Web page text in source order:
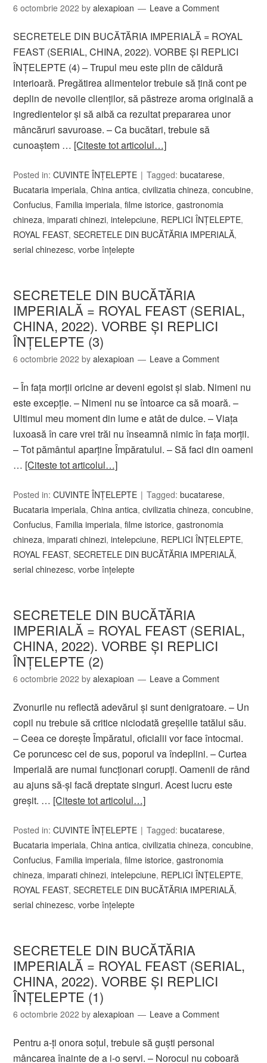
6 octombrie 2022 byalexapioan Leave a Comment
SECRETELE DIN BUCĂTĂRIA IMPERIALĂ = ROYAL
FEAST (SERIAL, CHINA, 2022). VORBE ȘI REPLICI
ÎNŢELEPTE (4) – Trupul meu este plin de căldură
interioară. Pregătirea alimentelor trebuie să ţină cont pe
deplin de nevoile clienţilor, să păstreze aroma originală a
ingredientelor şi să aibă ca rezultat prepararea unor
mâncăruri savuroase. – Ca bucătari, trebuie să
cunoaştem … [Citeste tot articolul…]
Posted in:CUVINTE ÎNȚELEPTE Tagged:bucatarese,
Bucataria imperiala,China antica,civilizatia chineza,concubine,
Confucius, Familia imperiala,filme istorice,gastronomia
chineza,imparati chinezi,intelepciune, REPLICI ÎNŢELEPTE,
ROYAL FEAST,SECRETELE DIN BUCĂTĂRIA IMPERIALĂ,
serial chinezesc,vorbe înțelepte
SECRETELE DIN BUCĂTĂRIA
IMPERIALĂ = ROYAL FEAST (SERIAL,
CHINA, 2022). VORBE ȘI REPLICI
ÎNŢELEPTE (3)
6 octombrie 2022 byalexapioan Leave a Comment
– În faţa morţii oricine ar deveni egoist şi slab. Nimeni nu
este excepţie. – Nimeni nu se întoarce ca să moară. –
Ultimul meu moment din lume e atât de dulce. – Viaţa
luxoasă în care vrei trăi nu înseamnă nimic în faţa morţii.
– Tot pământul aparţine Împăratului. – Să faci din oameni
… [Citeste tot articolul…]
Posted in:CUVINTE ÎNȚELEPTE Tagged:bucatarese,
Bucataria imperiala,China antica,civilizatia chineza,concubine,
Confucius, Familia imperiala,filme istorice,gastronomia
chineza,imparati chinezi,intelepciune, REPLICI ÎNŢELEPTE,
ROYAL FEAST,SECRETELE DIN BUCĂTĂRIA IMPERIALĂ,
serial chinezesc,vorbe înțelepte
SECRETELE DIN BUCĂTĂRIA
IMPERIALĂ = ROYAL FEAST (SERIAL,
CHINA, 2022). VORBE ȘI REPLICI
ÎNŢELEPTE (2)
6 octombrie 2022 byalexapioan Leave a Comment
Zvonurile nu reflectă adevărul şi sunt denigratoare. – Un
copil nu trebuie să critice niciodată greşelile tatălui său.
– Ceea ce doreşte Împăratul, oficialii vor face întocmai.
Ce poruncesc cei de sus, poporul va îndeplini. – Curtea
Imperială are numai funcţionari corupţi. Oamenii de rând
au ajuns să-şi facă dreptate singuri. Acest lucru este
greşit. … [Citeste tot articolul…]
Posted in:CUVINTE ÎNȚELEPTE Tagged:bucatarese,
Bucataria imperiala,China antica,civilizatia chineza,concubine,
Confucius, Familia imperiala,filme istorice,gastronomia
chineza,imparati chinezi,intelepciune, REPLICI ÎNŢELEPTE,
ROYAL FEAST,SECRETELE DIN BUCĂTĂRIA IMPERIALĂ,
serial chinezesc,vorbe înțelepte
SECRETELE DIN BUCĂTĂRIA
IMPERIALĂ = ROYAL FEAST (SERIAL,
CHINA, 2022). VORBE ȘI REPLICI
ÎNŢELEPTE (1)
6 octombrie 2022 byalexapioan Leave a Comment
Pentru a-ți onora soțul, trebuie să guști personal
mâncarea înainte de a i-o servi. – Norocul nu coboară